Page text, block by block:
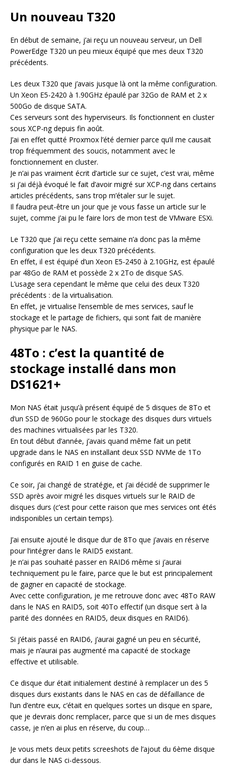
Un nouveau T320
En début de semaine, j’ai reçu un nouveau serveur, un Dell
PowerEdge T320 un peu mieux équipé que mes deux T320
précédents.
Les deux T320 que j’avais jusque là ont la même configuration.
Un Xeon E5-2420 à 1.90GHz épaulé par 32Go de RAM et 2 x
500Go de disque SATA.
Ces serveurs sont des hyperviseurs. Ils fonctionnent en cluster
sous XCP-ng depuis fin août.
J’ai en effet quitté Proxmox l’été dernier parce qu’il me causait
trop fréquemment des soucis, notamment avec le
fonctionnement en cluster.
Je n’ai pas vraiment écrit d’article sur ce sujet, c’est vrai, même
si j’ai déjà évoqué le fait d’avoir migré sur XCP-ng dans certains
articles précédents, sans trop m’étaler sur le sujet.
Il faudra peut-être un jour que je vous fasse un article sur le
sujet, comme j’ai pu le faire lors de mon test de VMware ESXi.
Le T320 que j’ai reçu cette semaine n’a donc pas la même
configuration que les deux T320 précédents.
En effet, il est équipé d’un Xeon E5-2450 à 2.10GHz, est épaulé
par 48Go de RAM et possède 2 x 2To de disque SAS.
L’usage sera cependant le même que celui des deux T320
précédents : de la virtualisation.
En effet, je virtualise l’ensemble de mes services, sauf le
stockage et le partage de fichiers, qui sont fait de manière
physique par le NAS.
48To : c’est la quantité de
stockage installé dans mon
DS1621+
Mon NAS était jusqu’à présent équipé de 5 disques de 8To et
d’un SSD de 960Go pour le stockage des disques durs virtuels
des machines virtualisées par les T320.
En tout début d’année, j’avais quand même fait un petit
upgrade dans le NAS en installant deux SSD NVMe de 1To
configurés en RAID 1 en guise de cache.
Ce soir, j’ai changé de stratégie, et j’ai décidé de supprimer le
SSD après avoir migré les disques virtuels sur le RAID de
disques durs (c’est pour cette raison que mes services ont étés
indisponibles un certain temps).
J’ai ensuite ajouté le disque dur de 8To que j’avais en réserve
pour l’intégrer dans le RAID5 existant.
Je n’ai pas souhaité passer en RAID6 même si j’aurai
techniquement pu le faire, parce que le but est principalement
de gagner en capacité de stockage.
Avec cette configuration, je me retrouve donc avec 48To RAW
dans le NAS en RAID5, soit 40To effectif (un disque sert à la
parité des données en RAID5, deux disques en RAID6).
Si j’étais passé en RAID6, j’aurai gagné un peu en sécurité,
mais je n’aurai pas augmenté ma capacité de stockage
effective et utilisable.
Ce disque dur était initialement destiné à remplacer un des 5
disques durs existants dans le NAS en cas de défaillance de
l’un d’entre eux, c’était en quelques sortes un disque en spare,
que je devrais donc remplacer, parce que si un de mes disques
casse, je n’en ai plus en réserve, du coup…
Je vous mets deux petits screeshots de l’ajout du 6ème disque
dur dans le NAS ci-dessous.